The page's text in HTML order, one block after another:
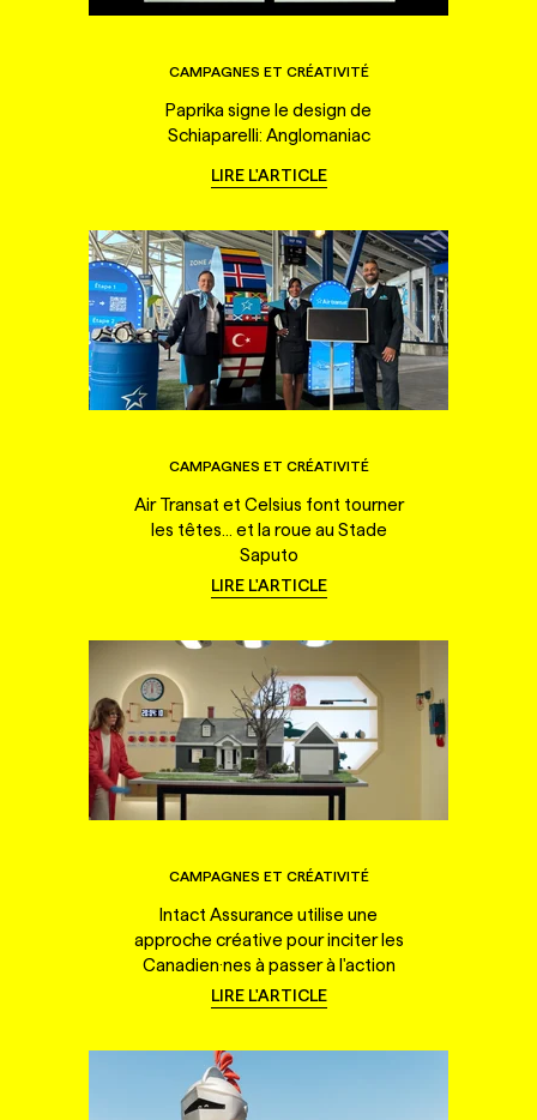
CAMPAGNES ET CRÉATIVITÉ
Paprika signe le design de
Schiaparelli: Anglomaniac
LIRE L'ARTICLE
CAMPAGNES ET CRÉATIVITÉ
Air Transat et Celsius font tourner
les têtes... et la roue au Stade
Saputo
LIRE L'ARTICLE
CAMPAGNES ET CRÉATIVITÉ
Intact Assurance utilise une
approche créative pour inciter les
Canadien·nes à passer à l'action
LIRE L'ARTICLE